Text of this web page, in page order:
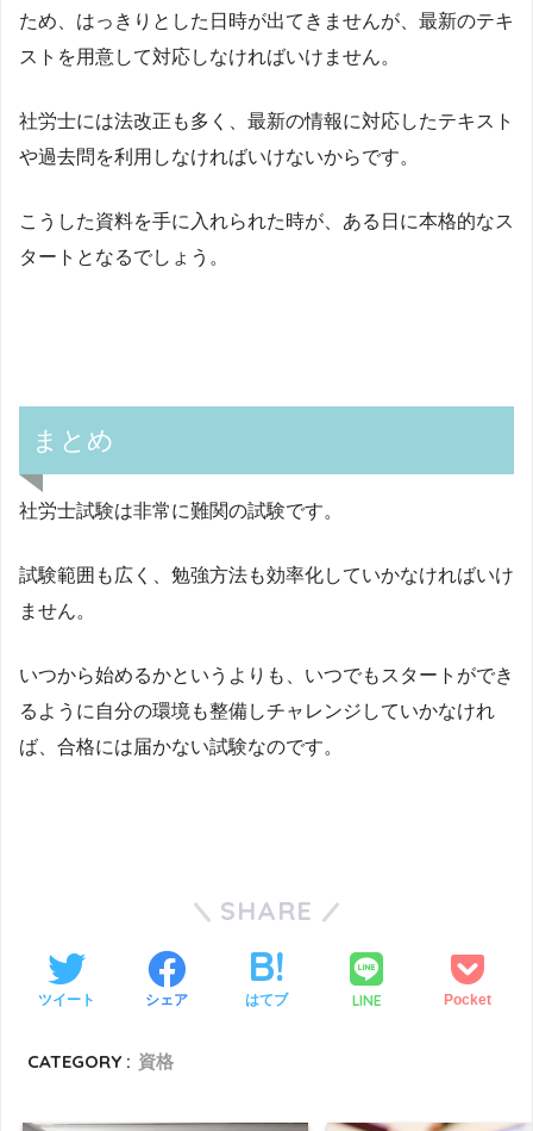
ため、はっきりとした日時が出てきませんが、最新のテキ
ストを用意して対応しなければいけません。
社労士には法改正も多く、最新の情報に対応したテキスト
や過去問を利用しなければいけないからです。
こうした資料を手に入れられた時が、ある日に本格的なス
タートとなるでしょう。
まとめ
社労士試験は非常に難関の試験です。
試験範囲も広く、勉強方法も効率化していかなければいけ
ません。
いつから始めるかというよりも、いつでもスタートができ
るように自分の環境も整備しチャレンジしていかなけれ
ば、合格には届かない試験なのです。
SHARE
ツイート シェア はてブ LINE Pocket
CATEGORY : 資格